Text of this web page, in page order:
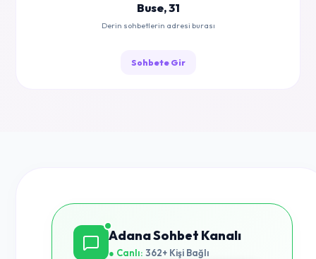
Buse, 31
Derin sohbetlerin adresi burası
Sohbete Gir
Adana Sohbet Kanalı
● Canlı: 362+ Kişi Bağlı